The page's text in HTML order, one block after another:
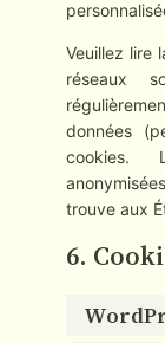
Veuillez lire
réseaux
données
cookies.
trouve aux
6.